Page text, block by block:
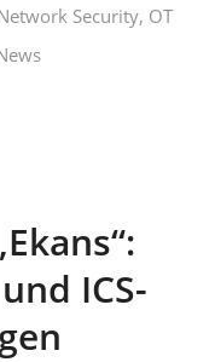
Security, OT
ICS-